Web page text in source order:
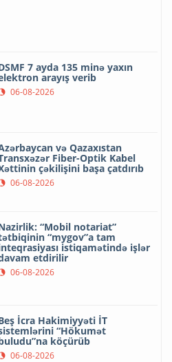
7 ayda 135 minə yaxın
arayış verib
06-08-2026
və Qazaxıstan
Fiber-Optik Kabel
çəkilişini başa çatdırıb
06-08-2026
“Mobil notariat”
“mygov”a tam
istiqamətində işlər
etdirilir
06-08-2026
İcra Hakimiyyəti İT
“Hökumət
köçürüb
06-08-2026